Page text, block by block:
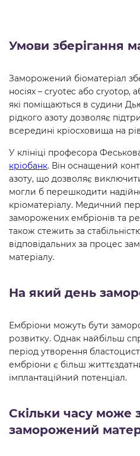
Умови зберігання
Заморожений біоматеріал
носіях – cryotec або cryotop,
які поміщаються в судини
рідкого азоту дозволяє
всередині кріосховища на
У клініці професора
кріобанк. Він оснащений
азоту, що дозволяє виключити
могли б перешкодити
кріоматеріалу. Медичний
заморожених ембріонів та
також стежить за
відповідальних за процес
матеріалу.
На який день
Ембріони можуть бути
розвитку. Однак найбільш
період утворення
ембріони є більш
імплантаційний потенціал.
Скільки часу може
заморожений